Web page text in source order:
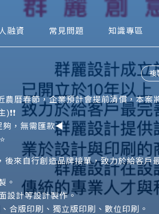
融資 常見問題 知識專區
農曆春節，企業預計會提前清償，本
夠，無需匯款◀️
來自行創造品牌接單，致力於給客戶
。
設計等設計製作。
合版印刷、獨立版印刷、數位印刷。
複